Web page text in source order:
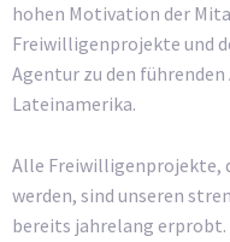
hohen Motivation der
Freiwilligenprojekte und
Agentur zu den
Lateinamerika.
Alle Freiwilligenprojekte,
werden, sind unseren
bereits jahrelang erprobt.